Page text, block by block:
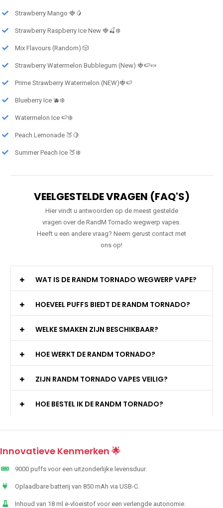
Strawberry Mango 🍓🥭
Strawberry Raspberry Ice New 🍓🍒❄️
Mix Flavours (Random) 🎲
Strawberry Watermelon Bubblegum (New) 🍓🍉🍬
Prime Strawberry Watermelon (NEW)🍓🍉
Blueberry Ice 🫐❄️
Watermelon Ice 🍉❄️
Peach Lemonade 🍑🍋
Summer Peach Ice 🍑❄️
VEELGESTELDE VRAGEN (FAQ'S)
Hier vindt u antwoorden op de meest gestelde
vragen over de RandM Tornado wegwerp vapes.
Heeft u een andere vraag? Neem gerust contact met
ons op!
WAT IS DE RANDM TORNADO WEGWERP VAPE?
HOEVEEL PUFFS BIEDT DE RANDM TORNADO?
WELKE SMAKEN ZIJN BESCHIKBAAR?
HOE WERKT DE RANDM TORNADO?
ZIJN RANDM TORNADO VAPES VEILIG?
HOE BESTEL IK DE RANDM TORNADO?
Innovatieve Kenmerken 🌟
9000 puffs voor een uitzonderlijke levensduur.
Oplaadbare batterij van 850 mAh via USB-C.
Inhoud van 18 ml e-vloeistof voor een verlengde autonomie.